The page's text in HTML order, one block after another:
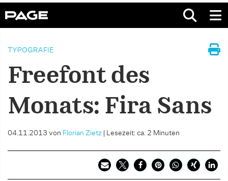
TYPOGRAFIE
Freefont des
Monats: Fira Sans
04.11.2013 von Florian Zietz Lesezeit: ca. 2 Minuten